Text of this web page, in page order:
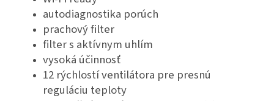
autodiagnostika porúch
prachový filter
filter s aktívnym uhlím
vysoká účinnosť
12 rýchlostí ventilátora pre presnú
reguláciu teploty